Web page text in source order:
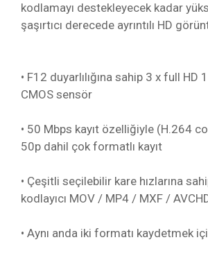
kodlamayı destekleyecek kadar
şaşırtıcı derecede ayrıntılı HD
• F12 duyarlılığına sahip 3 x full HD
CMOS sensör
• 50 Mbps kayıt özelliğiyle (H.264
50p dahil çok formatlı kayıt
• Çeşitli seçilebilir kare hızlarına
kodlayıcı MOV / MP4 / MXF /
• Aynı anda iki formatı kaydetmek